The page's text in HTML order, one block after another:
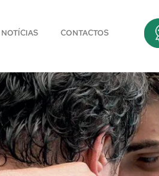
NOTÍCIAS CONTACTOS